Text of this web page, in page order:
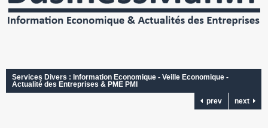
Services Divers : Information Economique - Veille Economique -
Actualité des Entreprises & PME PMI
prev
next